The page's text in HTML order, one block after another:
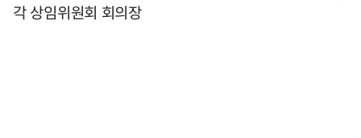
각 상임위원회 회의장